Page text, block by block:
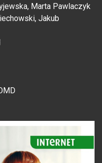
Marta Pawlaczyk
Jakub